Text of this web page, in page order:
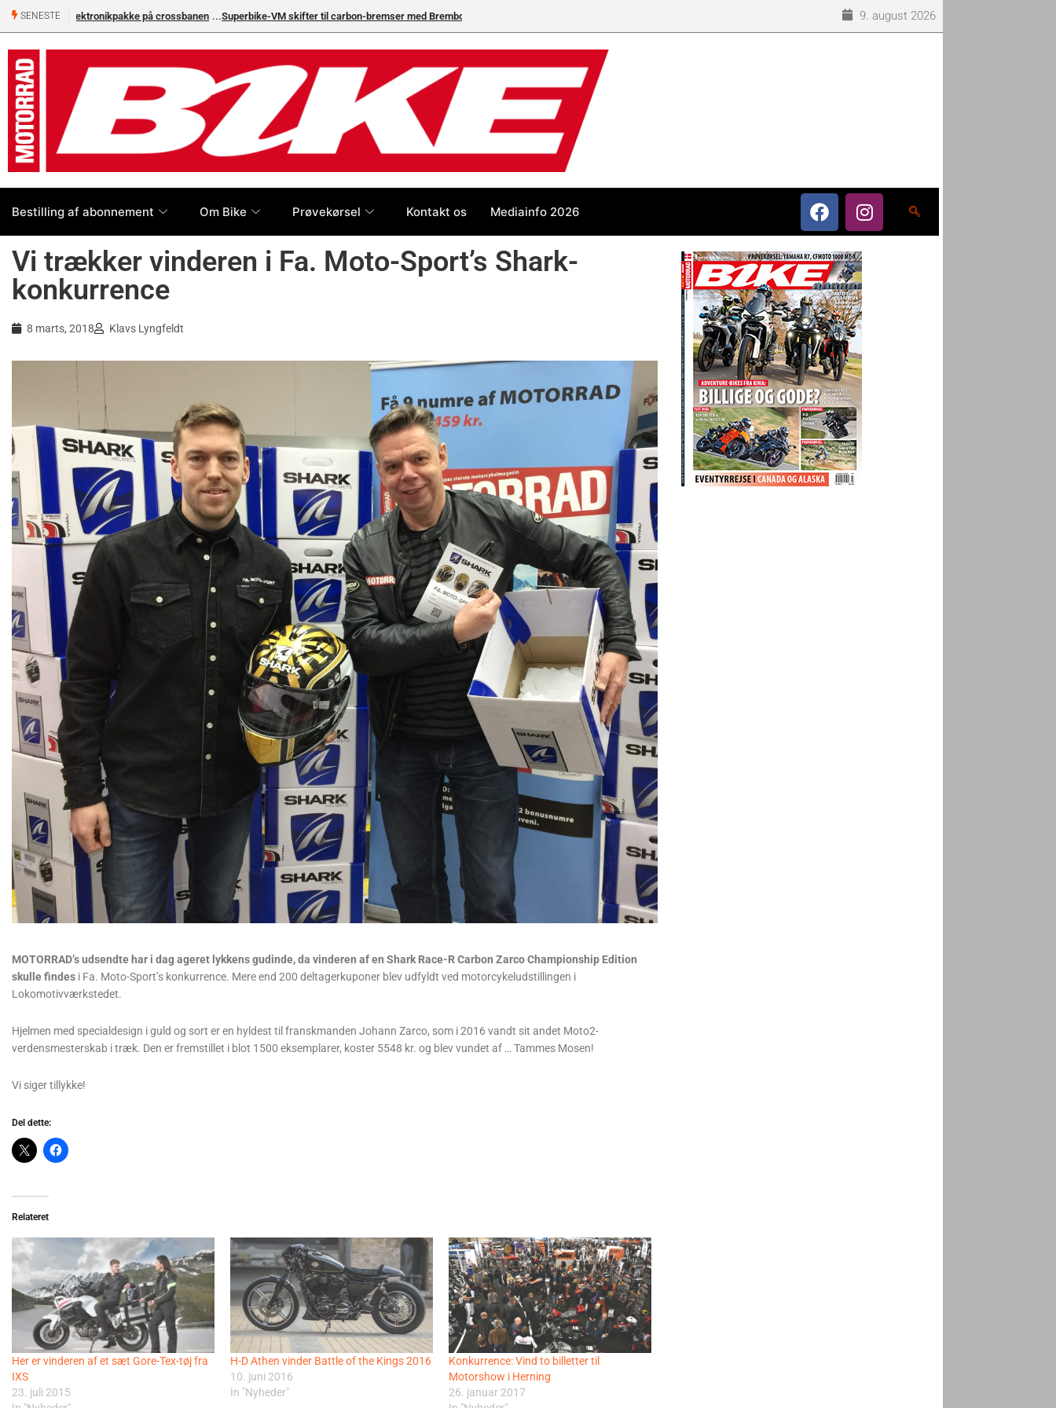
SENESTE Superbike-VM skifter til carbon-bremser med Brembo som eneleverandør 9. august 2026
Bestilling af abonnement Om Bike Prøvekørsel Kontakt os Mediainfo 2026
Vi trækker vinderen i Fa. Moto-Sport’s Shark-
konkurrence
8 marts, 2018 Klavs Lyngfeldt
MOTORRAD’s udsendte har i dag ageret lykkens gudinde, da vinderen af en Shark Race-R Carbon Zarco Championship Edition
skulle findes i Fa. Moto-Sport’s konkurrence. Mere end 200 deltagerkuponer blev udfyldt ved motorcykeludstillingen i
Lokomotivværkstedet.
Hjelmen med specialdesign i guld og sort er en hyldest til franskmanden Johann Zarco, som i 2016 vandt sit andet Moto2-
verdensmesterskab i træk. Den er fremstillet i blot 1500 eksemplarer, koster 5548 kr. og blev vundet af … Tammes Mosen!
Vi siger tillykke!
Del dette:
Relateret
Her er vinderen af et sæt Gore-Tex-tøj fra
IXS
23. juli 2015
H-D Athen vinder Battle of the Kings 2016
10. juni 2016
In "Nyheder"
Konkurrence: Vind to billetter til
Motorshow i Herning
26. januar 2017